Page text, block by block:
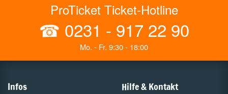
ProTicket Ticket-Hotline
☎ 0231 - 917 22 90
Mo. - Fr. 9:30 - 18:00
Infos Hilfe & Kontakt